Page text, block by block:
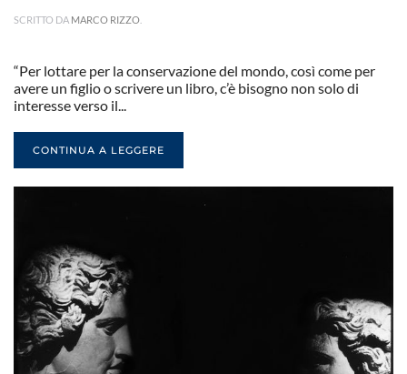
SCRITTO DA MARCO RIZZO
“Per lottare per la conservazione del mondo, così come per
avere un figlio o scrivere un libro, c’è bisogno non solo di
interesse verso il...
CONTINUA A LEGGERE